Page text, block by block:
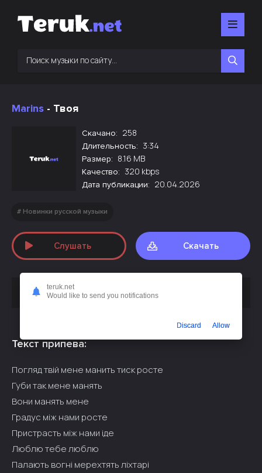
Marins - Твоя
Скачано: 258
Длительность: 3:34
Размер: 8.16 MB
Качество: 320 kbps
Дата публикации: 20.04.2026
Новинки русской музыки
Слушать Скачать
Скачать песнюMarins - Твояили слушать бесплатно
Текст припева:
Погляд твій мене манить тиск росте
Губи так мене манять
Вони манять мене
Градус між нами росте
Пристрасть між нами іде
Люблю тебе люблю
Палають вогні мерехтять ліхтарі
teruk.net
Would like to send you notifications
Discard Allow